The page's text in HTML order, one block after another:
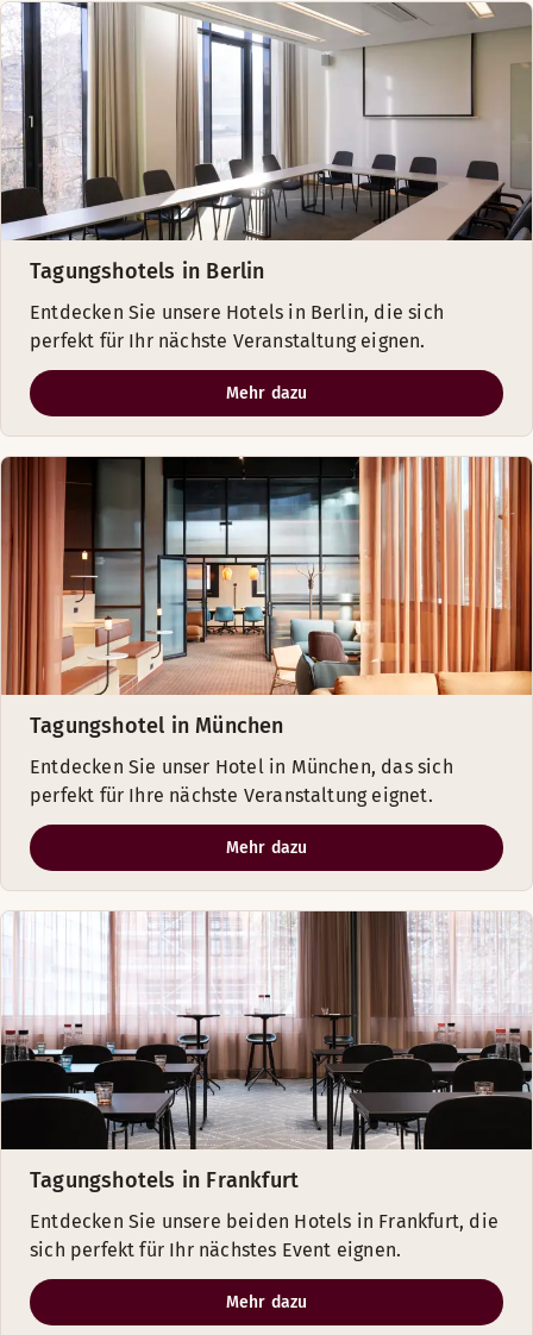
Tagungshotels in Berlin
Entdecken Sie unsere Hotels in Berlin, die sich
perfekt für Ihr nächste Veranstaltung eignen.
Mehr dazu
Tagungshotel in München
Entdecken Sie unser Hotel in München, das sich
perfekt für Ihre nächste Veranstaltung eignet.
Mehr dazu
Tagungshotels in Frankfurt
Entdecken Sie unsere beiden Hotels in Frankfurt, die
sich perfekt für Ihr nächstes Event eignen.
Mehr dazu